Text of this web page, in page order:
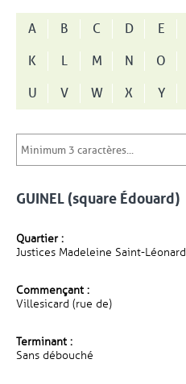
A B C D E
K
L M N O
U
V W X Y
GUINEL (square Édouard)
Quartier :
Justices Madeleine Saint-Léonard
Commençant :
Villesicard (rue de)
Terminant :
Sans débouché